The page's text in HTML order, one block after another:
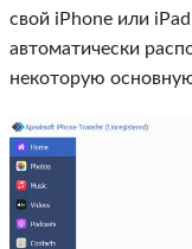
свой iPhone или
автоматически
некоторую